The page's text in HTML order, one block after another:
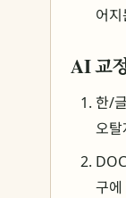
어지
AI 교
한/
오탈
구에